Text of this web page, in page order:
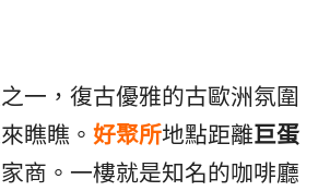
一，復古優雅的古歐洲氛圍
瞧瞧。 好聚所地點距離巨蛋
商。一樓就是知名的咖啡廳